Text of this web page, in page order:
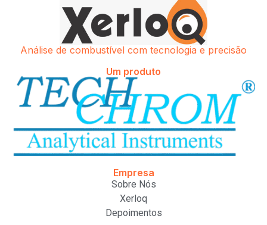
Análise de combustível com tecnologia e precisão
Um produto
Empresa
Sobre Nós
Xerloq
Depoimentos